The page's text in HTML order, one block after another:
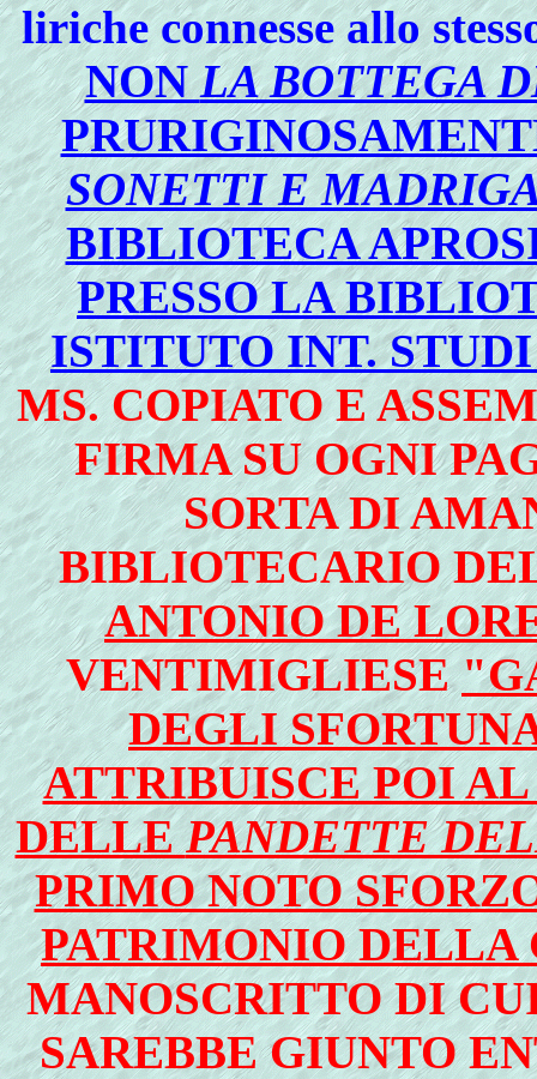
liriche connesse allo
NONLA BOTTEGA
SONETTI E
BIBLIOTECA
PRESSO LA
ISTITUTO INT.
MS. COPIATO E
FIRMA SU OGNI
SORTA DI
BIBLIOTECARIO
ANTONIO DE
VENTIMIGLIESE
DEGLI
ATTRIBUISCE POI
DELLEPANDETTE
PRIMO NOTO
PATRIMONIO DELLA
MANOSCRITTO DI
SAREBBE GIUNTO